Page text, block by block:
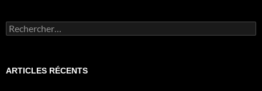
Rechercher :
ARTICLES RÉCENTS